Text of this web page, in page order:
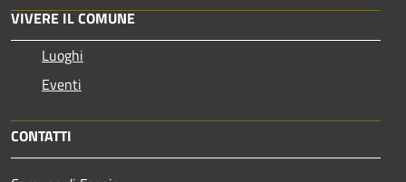
VIVERE IL COMUNE
Luoghi
Eventi
CONTATTI